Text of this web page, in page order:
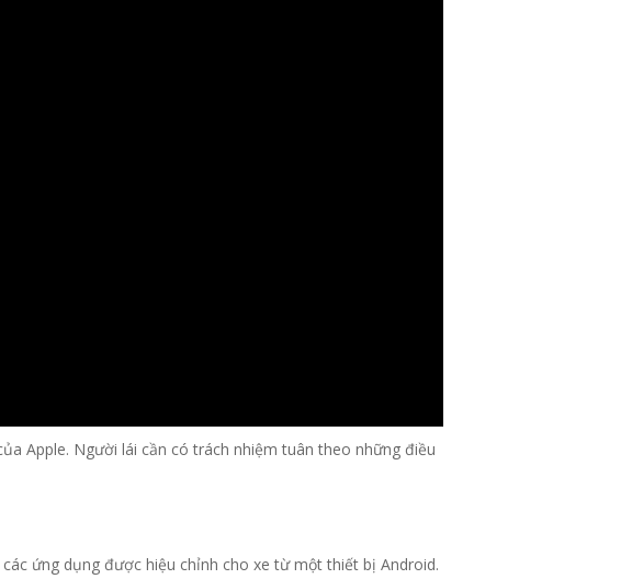
Apple. Người lái cần có trách nhiệm tuân theo những điều
ứng dụng được hiệu chỉnh cho xe từ một thiết bị Android.